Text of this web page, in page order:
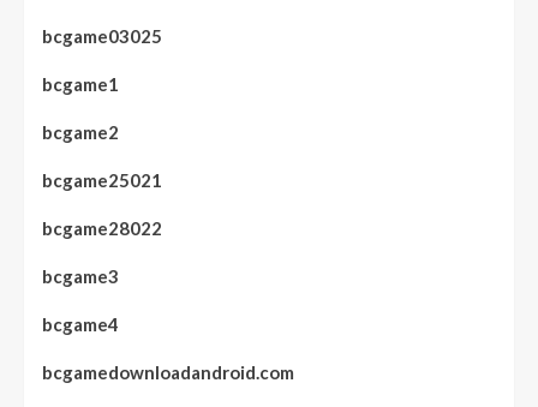
bcgame03025
bcgame1
bcgame2
bcgame25021
bcgame28022
bcgame3
bcgame4
bcgamedownloadandroid.com